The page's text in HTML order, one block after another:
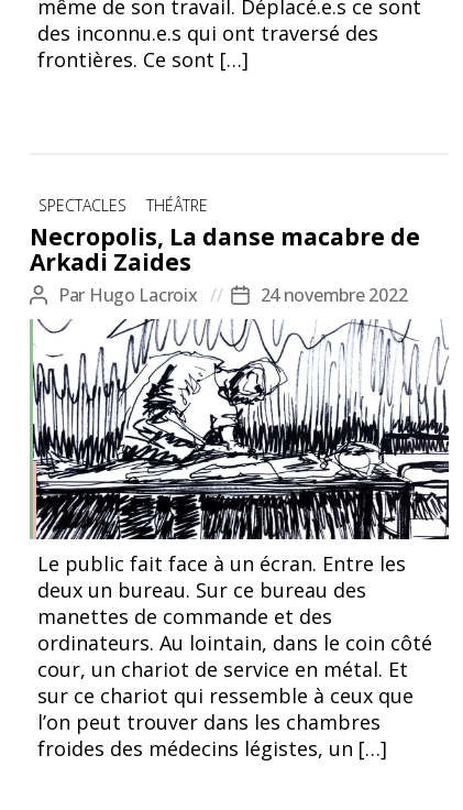
même de son travail. Déplacé.e.s ce sont
des inconnu.e.s qui ont traversé des
frontières. Ce sont […]
Catégories
SPECTACLES THÉÂTRE
Necropolis, La danse macabre de
Arkadi Zaides
Auteur
de
l’article
Par Hugo Lacroix
Date
de
l’article
24 novembre 2022
Necropolis, Arkadi Zaides. Croquis, © Hugo Lacroix
Le public fait face à un écran. Entre les
deux un bureau. Sur ce bureau des
manettes de commande et des
ordinateurs. Au lointain, dans le coin côté
cour, un chariot de service en métal. Et
sur ce chariot qui ressemble à ceux que
l’on peut trouver dans les chambres
froides des médecins légistes, un […]